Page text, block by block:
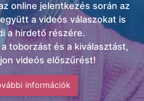
online jelentkezés során az
a videós válaszokat is
a hirdető részére.
toborzást és a kiválasztást,
videós előszűrést!
információk